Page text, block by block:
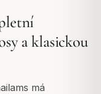
a klasickou
má